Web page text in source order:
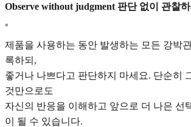
Observe without judgment 판단 없이 관찰
◦
제품을 사용하는 동안 발생하는 모든 강박
록하되,
좋거나 나쁘다고 판단하지 마세요. 단순히
것만으로도
자신의 반응을 이해하고 앞으로 더 나은 선
이 될 수 있습니다.